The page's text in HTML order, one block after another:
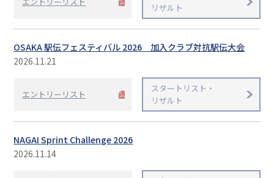
リザルト
OSAKA 駅伝フェスティバル 2026 加入クラブ対抗駅伝大会
2026.11.21
エントリーリスト
スタートリスト・
リザルト
NAGAI Sprint Challenge 2026
2026.11.14